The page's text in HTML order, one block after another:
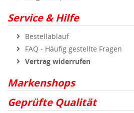
Service & Hilfe
Bestellablauf
FAQ - Häufig gestellte Fragen
Vertrag widerrufen
Markenshops
Geprüfte Qualität